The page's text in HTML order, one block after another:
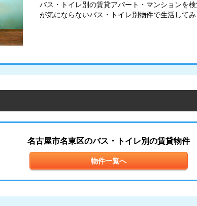
バス・トイレ別の賃貸アパート・マンションを
が気にならないバス・トイレ別物件で生活してみ
名古屋市名東区のバス・トイレ別の賃貸物件
物件一覧へ